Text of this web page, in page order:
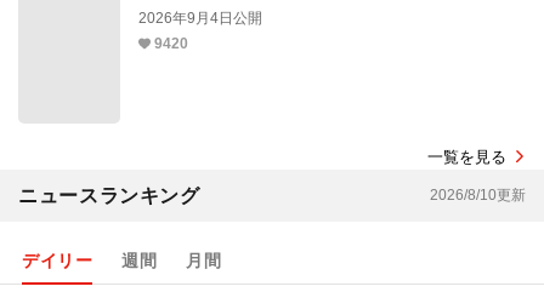
2026年9月4日公開
9420
一覧を見る
ニュースランキング 2026/8/10更新
デイリー 週間 月間